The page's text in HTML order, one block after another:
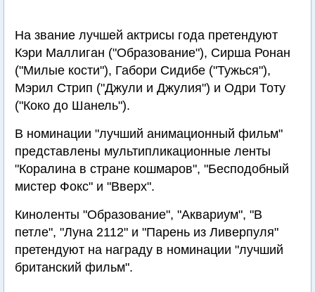
На звание лучшей актрисы года претендуют
Кэри Маллиган ("Образование"), Сирша Ронан
("Милые кости"), Габори Сидибе ("Тужься"),
Мэрил Стрип ("Джули и Джулия") и Одри Тоту
("Коко до Шанель").
В номинации "лучший анимационный фильм"
представлены мультипликационные ленты
"Коралина в стране кошмаров", "Бесподобный
мистер Фокс" и "Вверх".
Киноленты "Образование", "Аквариум", "В
петле", "Луна 2112" и "Парень из Ливерпуля"
претендуют на награду в номинации "лучший
британский фильм".